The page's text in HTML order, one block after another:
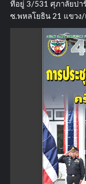
ที่อยู่​ 3/531​ ศุภาลัยปา
ซ.พหลโยธิน​ 21​ แขวง/